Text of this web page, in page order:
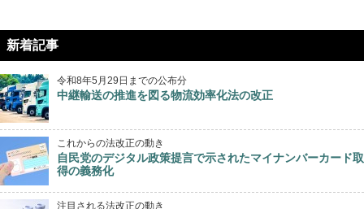
新着記事
令和8年5月29日までの公布分
中継輸送の推進を図る物流効率化法の改正
これからの法改正の動き
自民党のデジタル政策提言で示されたマイナンバーカード取
得の義務化
注目される法改正の動き